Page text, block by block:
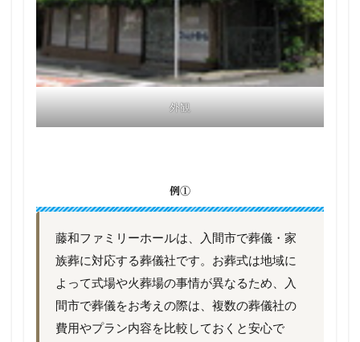
外観
例①
藤和ファミリーホールは、入間市で葬儀・家
族葬に対応する葬儀社です。お葬式は地域に
よって式場や火葬場の事情が異なるため、入
間市で葬儀をお考えの際は、複数の葬儀社の
費用やプラン内容を比較しておくと安心で